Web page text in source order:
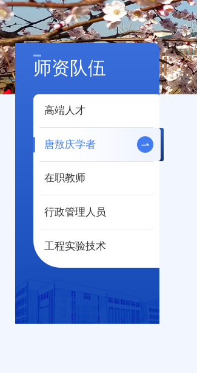
师资队伍
高端人才
唐敖庆学者
在职教师
行政管理人员
工程实验技术